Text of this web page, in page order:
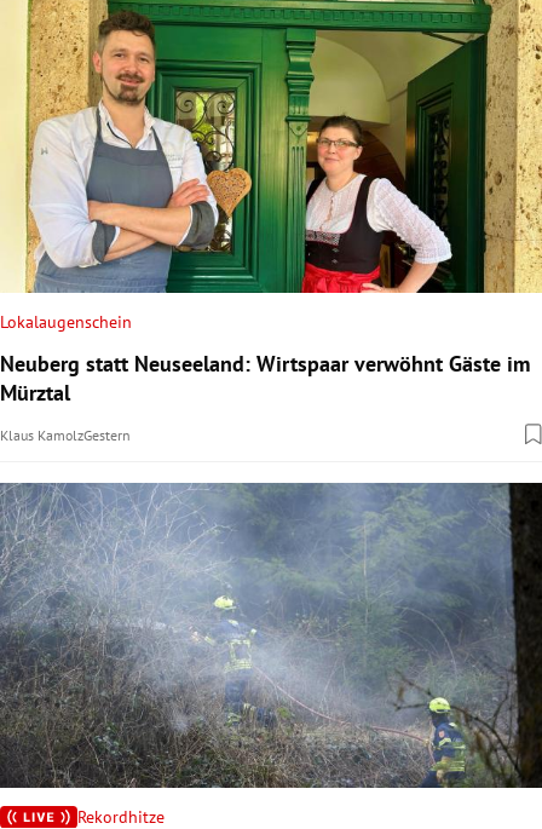
Lokalaugenschein
Neuberg statt Neuseeland: Wirtspaar verwöhnt Gäste im
Mürztal
Klaus KamolzGestern
Rekordhitze